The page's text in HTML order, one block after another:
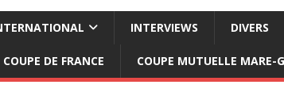
INTERVIEWS DIVERS
COUPE DE FRANCE COUPE MUTUELLE MARE-